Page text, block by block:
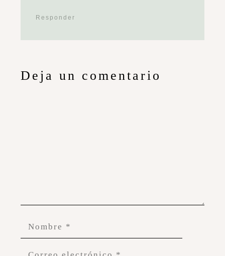
Responder
Deja un comentario